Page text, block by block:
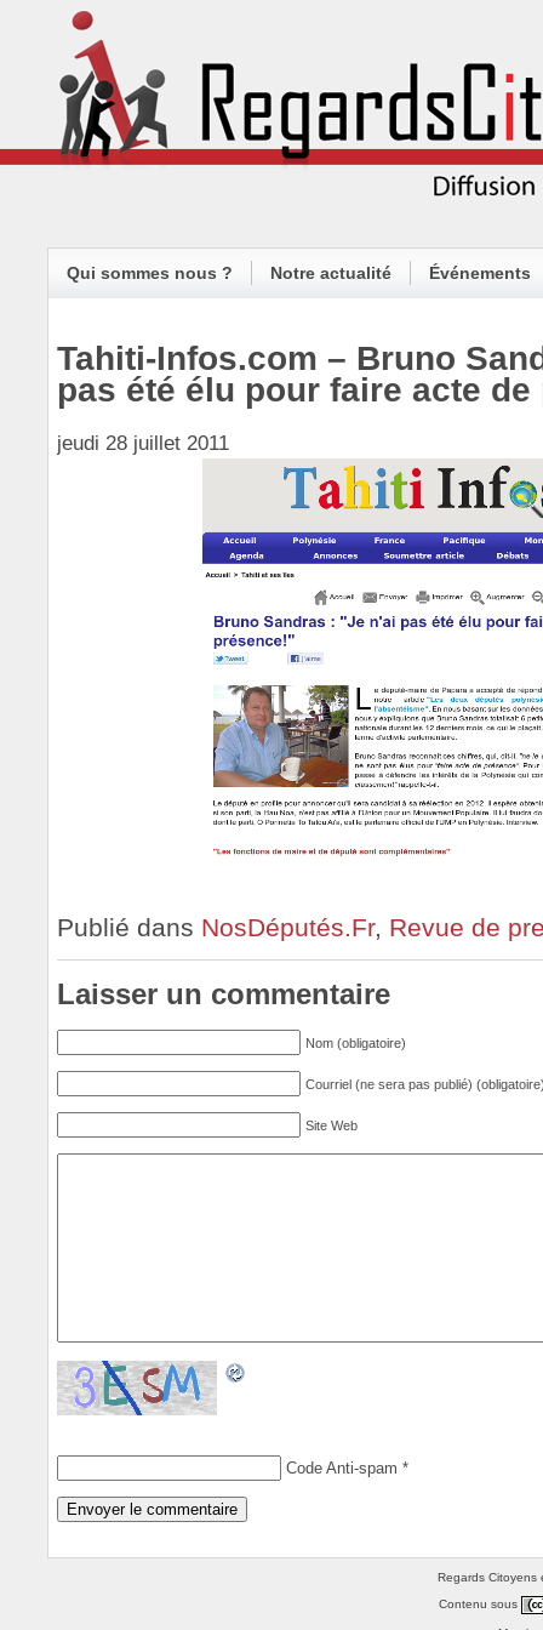
Qui sommes nous ? Notre actualité Événements
Tahiti-Infos.com – Bruno
pas été élu pour faire acte de
jeudi 28 juillet 2011
Publié dans NosDéputés.Fr, Revue de
Laisser un commentaire
Nom (obligatoire)
Courriel (ne sera pas publié)
Site Web
Code Anti-spam *
Regards Citoyens
Contenu sous